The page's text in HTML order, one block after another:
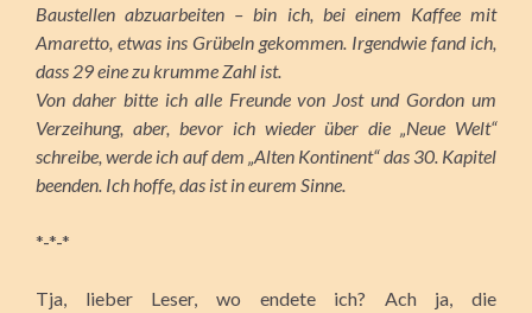
Baustellen abzuarbeiten – bin ich, bei einem Kaffee mit
Amaretto, etwas ins Grübeln gekommen. Irgendwie fand ich,
dass 29 eine zu krumme Zahl ist.
Von daher bitte ich alle Freunde von Jost und Gordon um
Verzeihung, aber, bevor ich wieder über die „Neue Welt“
schreibe, werde ich auf dem „Alten Kontinent“ das 30. Kapitel
beenden. Ich hoffe, das ist in eurem Sinne.
*-*-*
Tja, lieber Leser, wo endete ich? Ach ja, die